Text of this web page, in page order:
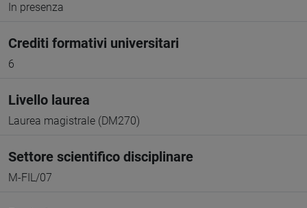
In presenza
Crediti formativi universitari
6
Livello laurea
Laurea magistrale (DM270)
Settore scientifico disciplinare
M-FIL/07